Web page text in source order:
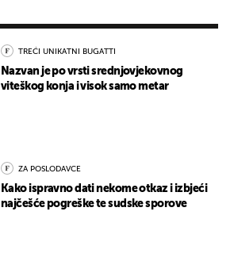
TREĆI UNIKATNI BUGATTI
Nazvan je po vrsti srednjovjekovnog
viteškog konja i visok samo metar
ZA POSLODAVCE
Kako ispravno dati nekome otkaz i izbjeći
najčešće pogreške te sudske sporove